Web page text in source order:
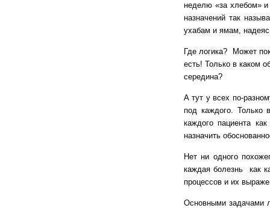
неделю «за хлебом» и
назначений так
ухабам и ямам,
Где логика? Может
есть! Только в каком
середина?
А тут у всех по-
под каждого. Только
каждого пациента
назначить
Нет ни одного
каждая болезнь как
процессов и их
Основными задачами